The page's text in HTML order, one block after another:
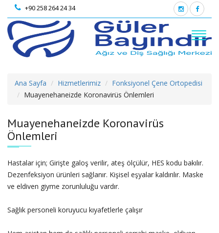
+90 258 264 24 34
Ana Sayfa Hizmetlerimiz
Fonksiyonel Çene Ortopedisi
Muayenehaneizde Koronavirüs Önlemleri
Muayenehaneizde Koronavirüs
Önlemleri
Hastalar için; Girişte galoş verilir, ateş ölçülür, HES kodu bakılır.
Dezenfeksiyon ürünleri sağlanır. Kişisel eşyalar kaldırılır. Maske
ve eldiven giyme zorunluluğu vardır.
Sağlık personeli koruyucu kıyafetlerle çalışır